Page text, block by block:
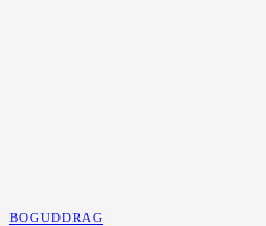
BOGUDDRAG